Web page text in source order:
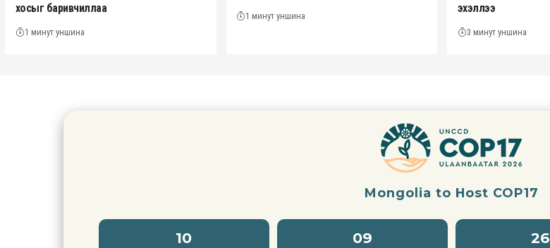
хосыг баривчиллаа
1 минут уншина
1 минут уншина
эхэллээ
3 минут уншина
Mongolia to Host COP17
10 09 26